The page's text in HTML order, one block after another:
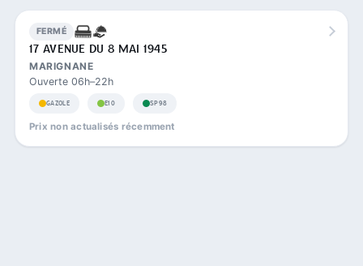
FERMÉ
17 AVENUE DU 8 MAI 1945
MARIGNANE
Ouverte 06h–22h
GAZOLE E10 SP98
Prix non actualisés récemment